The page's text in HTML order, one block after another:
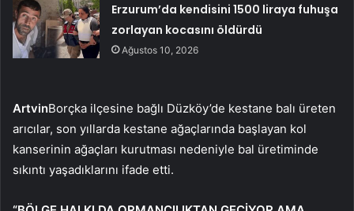
Erzurum’da kendisini 1500 liraya fuhuşa
zorlayan kocasını öldürdü
Ağustos 10, 2026
ArtvinBorçka ilçesine bağlı Düzköy’de kestane balı üreten
arıcılar, son yıllarda kestane ağaçlarında başlayan kol
kanserinin ağaçları kurutması nedeniyle bal üretiminde
sıkıntı yaşadıklarını ifade etti.